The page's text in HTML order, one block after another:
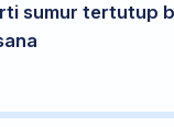
sumur tertutup